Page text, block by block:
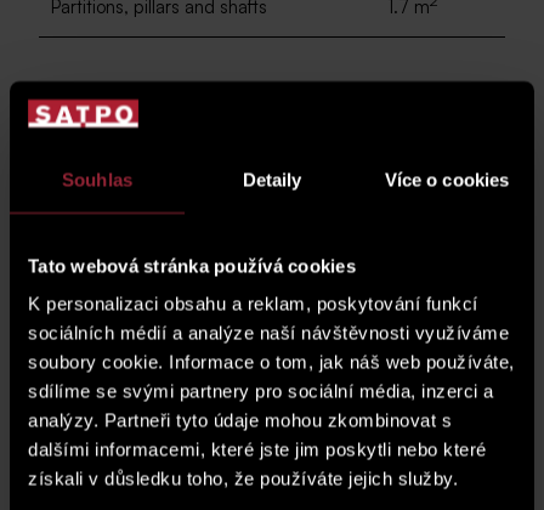
Souhlas Detaily Více o cookies
Tato webová stránka používá cookies
K personalizaci obsahu a reklam, poskytování funkcí
sociálních médií a analýze naší návštěvnosti využíváme
soubory cookie. Informace o tom, jak náš web používáte,
sdílíme se svými partnery pro sociální média, inzerci a
analýzy. Partneři tyto údaje mohou zkombinovat s
dalšími informacemi, které jste jim poskytli nebo které
získali v důsledku toho, že používáte jejich služby.
Partitions, pillars and shafts 1.7 m
total area
04 balcony
floor plan